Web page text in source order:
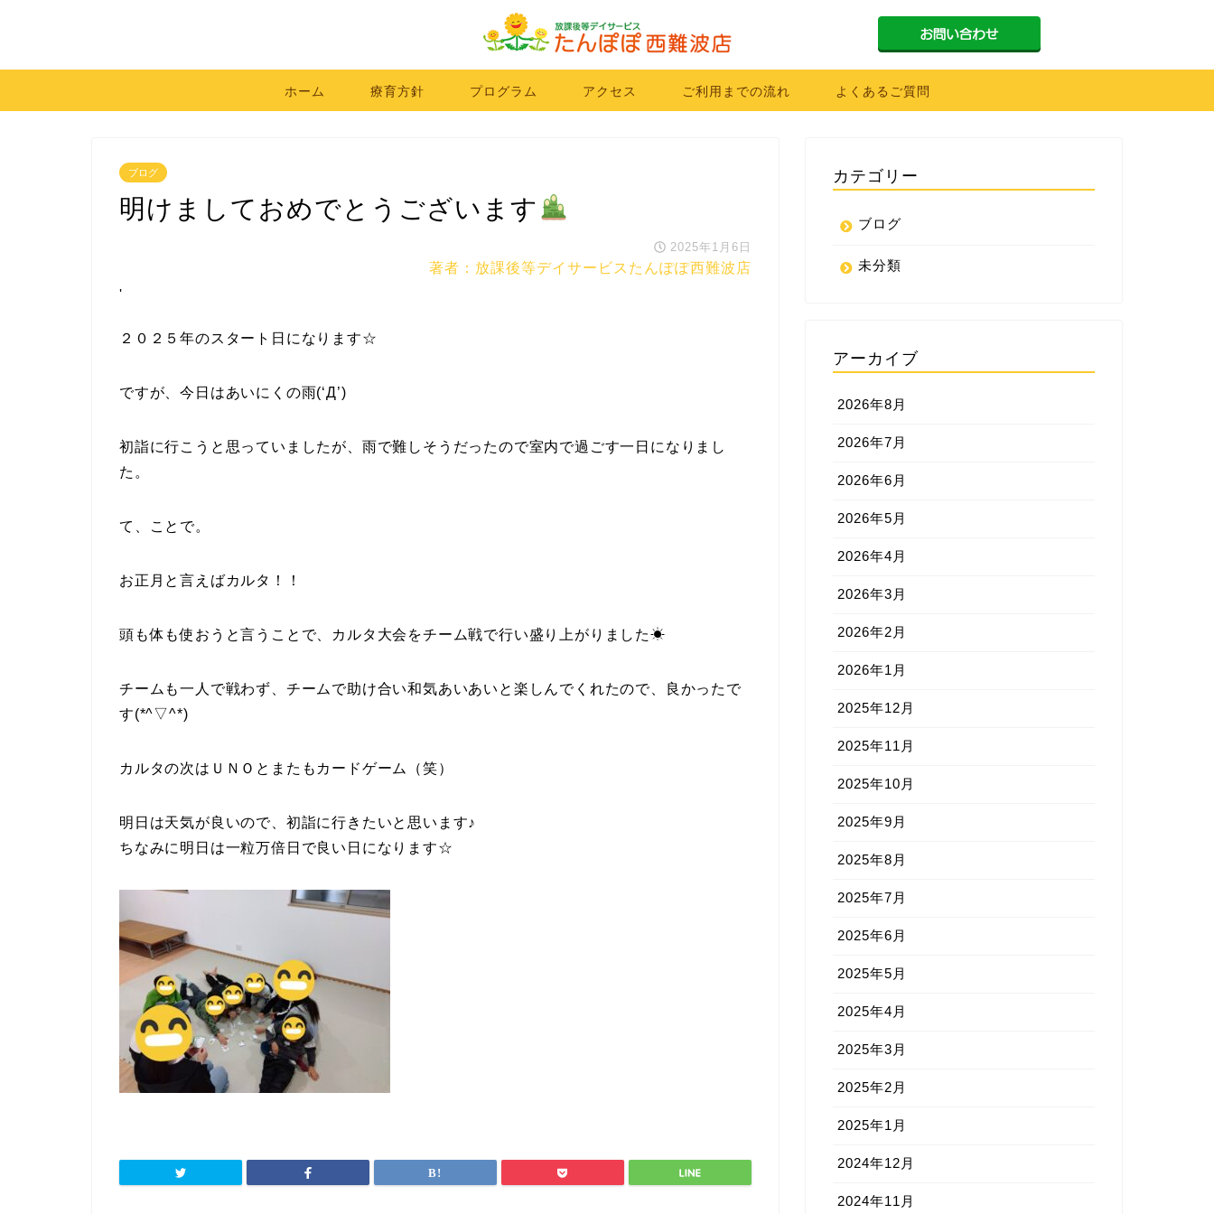
ホーム 療育方針 プログラム アクセス ご利用までの流れ よくあるご質問
ブログ
明けましておめでとうございます
2025年1月6日
著者：放課後等デイサービスたんぽぽ西難波店
'
２０２５年のスタート日になります☆
ですが、今日はあいにくの雨(‘Д’)
初詣に行こうと思っていましたが、雨で難しそうだったので室内で過ごす一日になりまし
た。
て、ことで。
お正月と言えばカルタ！！
頭も体も使おうと言うことで、カルタ大会をチーム戦で行い盛り上がりました☀
チームも一人で戦わず、チームで助け合い和気あいあいと楽しんでくれたので、良かったで
す(*^▽^*)
カルタの次はＵＮＯとまたもカードゲーム（笑）
明日は天気が良いので、初詣に行きたいと思います♪
ちなみに明日は一粒万倍日で良い日になります☆
カテゴリー
ブログ
未分類
アーカイブ
2026年8月
2026年7月
2026年6月
2026年5月
2026年4月
2026年3月
2026年2月
2026年1月
2025年12月
2025年11月
2025年10月
2025年9月
2025年8月
2025年7月
2025年6月
2025年5月
2025年4月
2025年3月
2025年2月
2025年1月
2024年12月
2024年11月